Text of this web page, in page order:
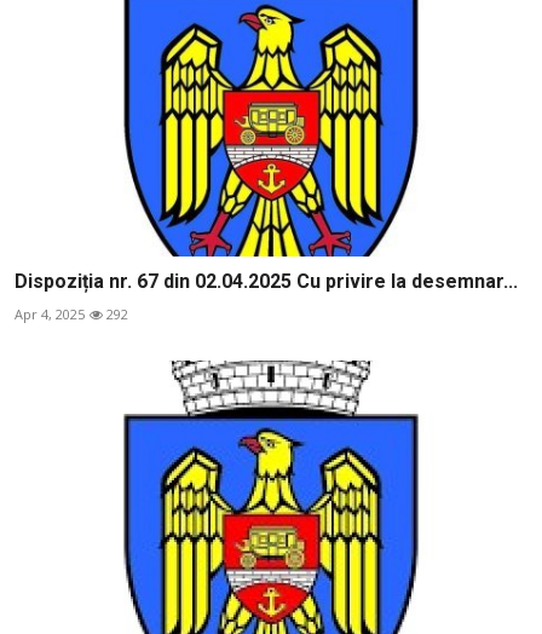
Dispoziția nr. 67 din 02.04.2025 Cu privire la desemnar...
Apr 4, 2025 292